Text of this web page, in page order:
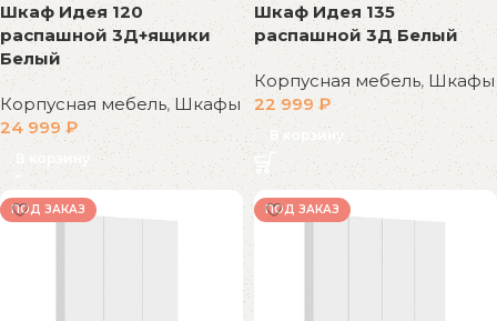
Шкаф Идея 120
распашной 3Д+ящики
Белый
Корпусная мебель,Шкафы
24 999₽
В корзину
Шкаф Идея 135
распашной 3Д Белый
Корпусная мебель, Шкафы
22 999₽
В корзину
ПОД ЗАКАЗ ПОД ЗАКАЗ